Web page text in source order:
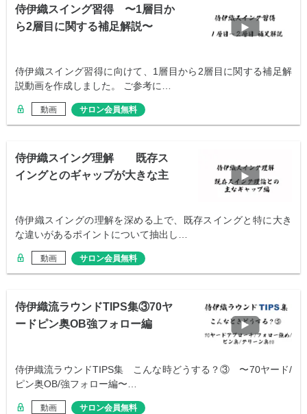
侍伊織スイング習得 〜1層目か
ら2層目に関する補足解説〜
侍伊織スイング習得に向けて、1層目から2層目に関する補足解
説動画を作成しました。 ご参考に…
動画 サロン会員無料
侍伊織スイング理解 既存ス
イングとのギャップが大きな主
侍伊織スイングの理解を深める上で、既存スイングと特に大き
な違いがあるポイントについて抽出し…
動画 サロン会員無料
侍伊織流ラウンドTIPS集③70ヤ
ードピン奥OB強フォロー編
侍伊織流ラウンドTIPS集 こんな時どうする？③ 〜70ヤード/
ピン奥OB/強フォロー編〜…
動画 サロン会員無料